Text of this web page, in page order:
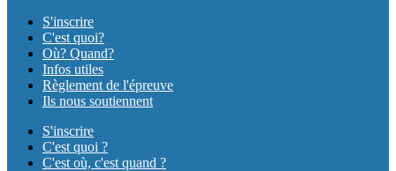
S'inscrire
C'est quoi?
Où? Quand?
Infos utiles
Règlement de l'épreuve
Ils nous soutiennent
S'inscrire
C'est quoi ?
C'est où, c'est quand ?